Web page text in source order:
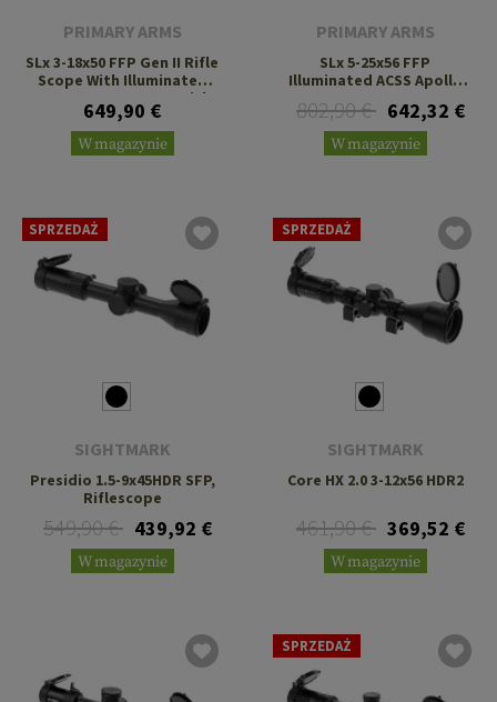
PRIMARY ARMS
SLx 3-18x50 FFP Gen II Rifle
Scope With Illuminated
ACSS HUD DMR 308 Reticle
649,90 €
W magazynie
PRIMARY ARMS
SLx 5-25x56 FFP
Illuminated ACSS Apollo
802,90 € 642,32 €
W magazynie
SPRZEDAŻ
SIGHTMARK
Presidio 1.5-9x45HDR SFP,
Riflescope
549,90 € 439,92 €
W magazynie
SPRZEDAŻ
SIGHTMARK
Core HX 2.0 3-12x56 HDR2
461,90 € 369,52 €
W magazynie
SPRZEDAŻ